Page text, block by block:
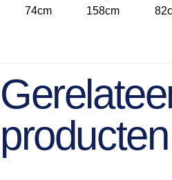
74cm
158cm
producten